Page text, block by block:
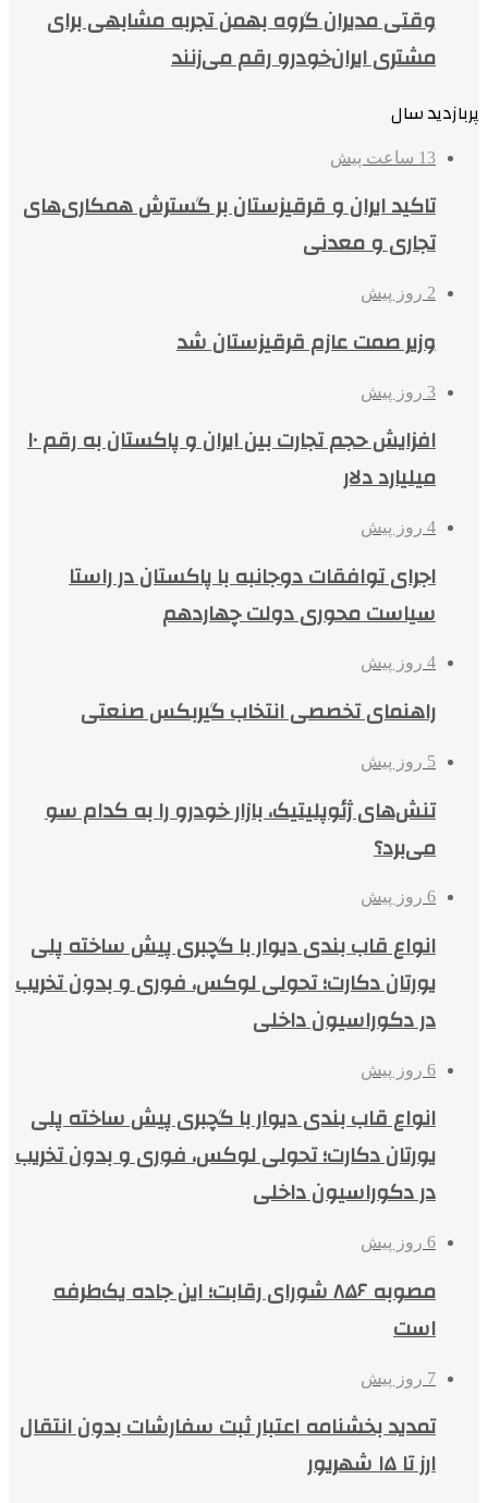
وقتی مدیران گروه بهمن تجربه مشابهی برای
مشتری ایران‌خودرو رقم می‌زنند
پربازدید سال
13 ساعت پیش
تاکید ایران و قرقیزستان بر گسترش همکاری‌های
تجاری و معدنی
2 روز پیش
وزیر صمت عازم قرقیزستان شد
3 روز پیش
افزایش حجم تجارت بین ایران و پاکستان به رقم ۱۰
میلیارد دلار
4 روز پیش
اجرای توافقات دوجانبه با پاکستان در راستا
سیاست محوری دولت چهاردهم
4 روز پیش
راهنمای تخصصی انتخاب گیربکس صنعتی
5 روز پیش
تنش‌های ژئوپلیتیک، بازار خودرو را به کدام سو
می‌برد؟
6 روز پیش
انواع قاب بندی دیوار با گچبری پیش ساخته پلی
یورتان دکارت؛ تحولی لوکس، فوری و بدون تخریب
در دکوراسیون داخلی
6 روز پیش
انواع قاب بندی دیوار با گچبری پیش ساخته پلی
یورتان دکارت؛ تحولی لوکس، فوری و بدون تخریب
در دکوراسیون داخلی
6 روز پیش
مصوبه ۸۵۶ شورای رقابت؛ این جاده یک‌طرفه
است
7 روز پیش
تمدید بخشنامه اعتبار ثبت سفارشات بدون انتقال
ارز تا ۱۵ شهریور